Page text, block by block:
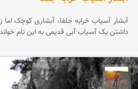
آبشار آسیاب خرابه جلفا، آبشاری کوچک
داشتن یک آسیاب آبی قدیمی به این نام
مهدی مخلصیان